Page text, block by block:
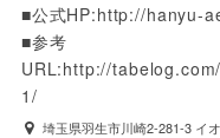
■公式HP:http://hanyu-
■参考
URL:http://
1/
埼玉県羽生市川崎2-281-3 イ